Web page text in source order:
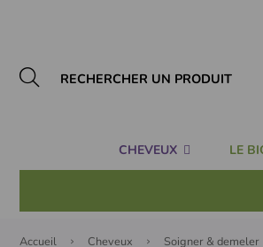
CHEVEUX LE
Accueil Cheveux Soigner & demeler